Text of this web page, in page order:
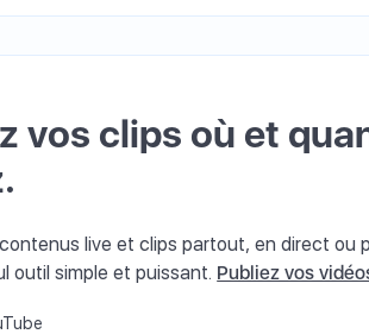
vos clips où et
live et clips partout, en direct ou
outil simple et puissant. Publiez vos